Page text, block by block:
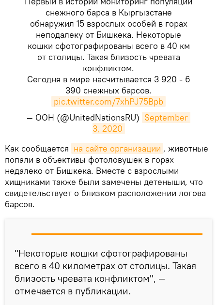
снежного барса в Кыргызстане
обнаружил 15 взрослых особей в горах
неподалеку от Бишкека. Некоторые
кошки сфотографированы всего в 40 км
от столицы. Такая близость чревата
конфликтом.
Сегодня в мире насчитывается 3 920 - 6
390 снежных барсов.
pic.twitter.com/7xhPJ75Bpb
— ООН (@UnitedNationsRU) September
3, 2020
​Как сообщается на сайте организации , животные
попали в объективы фотоловушек в горах
недалеко от Бишкека. Вместе с взрослыми
хищниками также были замечены детеныши, что
свидетельствует о близком расположении логова
барсов.
"Некоторые кошки сфотографированы
всего в 40 километрах от столицы. Такая
близость чревата конфликтом", —
отмечается в публикации.